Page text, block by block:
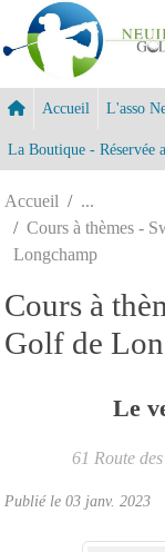
Accueil L'asso
La Boutique - Réservée
Accueil
Cours à thèmes -
Longchamp
Cours à
Golf de
Le
61 Route
Publié le 03 janv. 2023
Panneau de gestion des